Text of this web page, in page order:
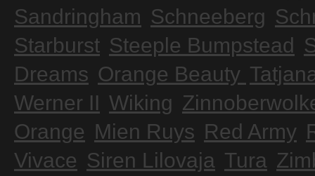
Sandringham Schneeberg
Starburst Steeple Bumpstead
Dreams Orange Beauty
Werner II Wiking
Orange Mien Ruys Red Army
Vivace Siren Lilovaja Tura